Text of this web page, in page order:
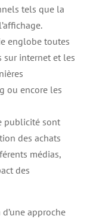
tels que la
englobe toutes
sur internet et les
ou encore les
publicité sont
des achats
médias,
des
approche